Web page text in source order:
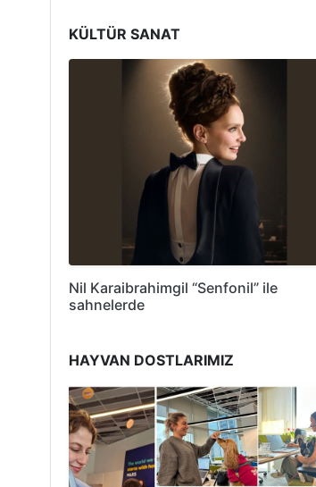
KÜLTÜR SANAT
Nil Karaibrahimgil “Senfonil” ile
sahnelerde
HAYVAN DOSTLARIMIZ